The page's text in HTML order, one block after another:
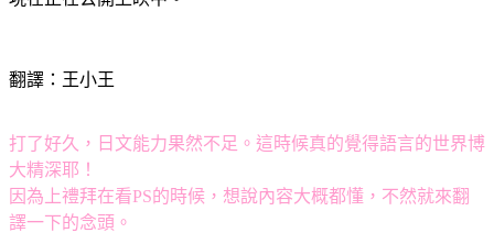
翻譯：王小王
打了好久，日文能力果然不足。這時候真的覺得語言的世界博
大精深耶！
因為上禮拜在看PS的時候，想說內容大概都懂，不然就來翻
譯一下的念頭。